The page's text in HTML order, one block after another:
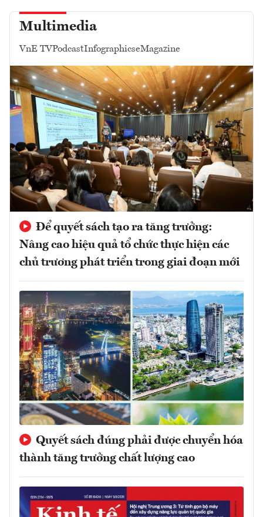
Multimedia
VnE TVPodcastInfographicseMagazine
Để quyết sách tạo ra tăng trưởng:
Nâng cao hiệu quả tổ chức thực hiện các
chủ trương phát triển trong giai đoạn mới
Quyết sách đúng phải được chuyển hóa
thành tăng trưởng chất lượng cao